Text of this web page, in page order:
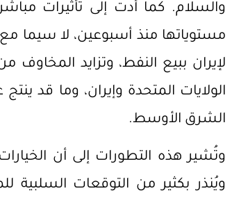
والسلام. كما أدت إلى تأثيرات
مستوياتها منذ أسبوعين، لا سيما مع
لإيران ببيع النفط، وتزايد المخاوف
الولايات المتحدة وإيران، وما قد
الشرق الأوسط.
وتُشير هذه التطورات إلى أن
ويُنذر بكثير من التوقعات